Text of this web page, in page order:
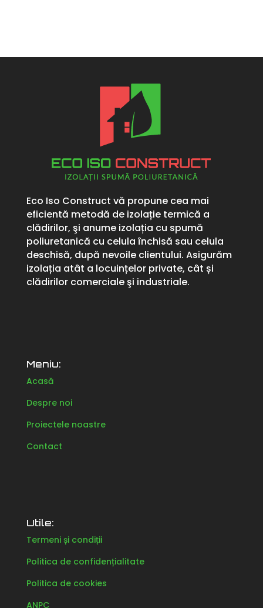
Eco Iso Construct vă propune cea mai
eficientă metodă de izolație termică a
clădirilor, şi anume izolația cu spumă
poliuretanică cu celula închisă sau celula
deschisă, după nevoile clientului. Asigurăm
izolația atât a locuințelor private, cât și
clădirilor comerciale şi industriale.
Meniu:
Acasă
Despre noi
Proiectele noastre
Contact
Utile:
Termeni și condiții
Politica de confidențialitate
Politica de cookies
ANPC